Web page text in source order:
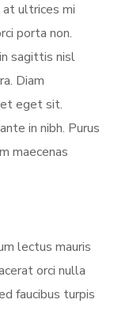
at ultrices mi
porta non.
sagittis nisl
Diam
eget sit.
in nibh. Purus
maecenas
lectus mauris
orci nulla
faucibus turpis